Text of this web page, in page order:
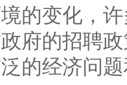
的变化，
府的招聘
的经济问